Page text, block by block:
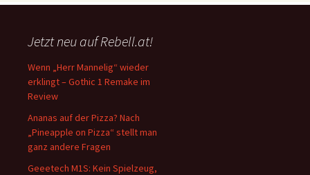
Jetzt neu auf Rebell.at!
Wenn „Herr Mannelig“ wieder
erklingt – Gothic 1 Remake im
Review
Ananas auf der Pizza? Nach
„Pineapple on Pizza“ stellt man
ganz andere Fragen
Geeetech M1S: Kein Spielzeug,